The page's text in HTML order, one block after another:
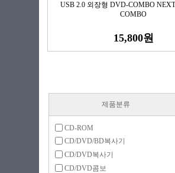
USB 2.0 외장형 DVD-COMBO
COMBO
15,800원
제품분류
CD-ROM
CD/DVD/BD복사기
CD/DVD복사기
CD/DVD콤보